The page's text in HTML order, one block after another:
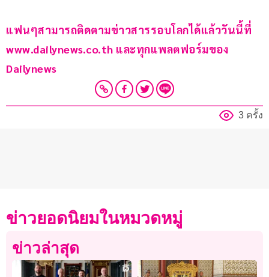
แฟนๆสามารถติดตามข่าวสารรอบโลกได้แล้ววันนี้ที่
www.dailynews.co.th และทุกแพลตฟอร์มของ
Dailynews
3 ครั้ง
ข่าวยอดนิยมในหมวดหมู่
ข่าวล่าสุด